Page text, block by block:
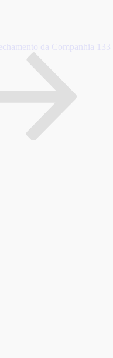
da Companhia